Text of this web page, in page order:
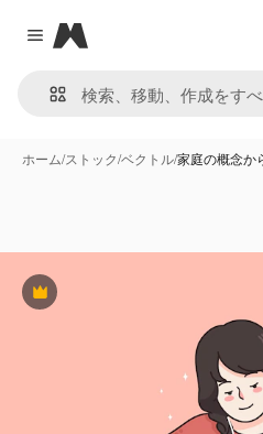
Close menu
Magnific
ホーム/ストック/ベクトル/家庭の概念か
Premium